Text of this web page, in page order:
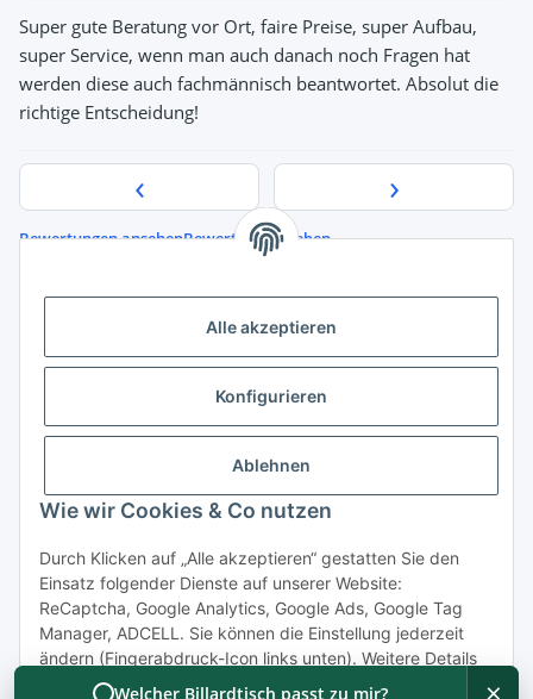
Alle akzeptieren
Konfigurieren
Ablehnen
Wie wir Cookies & Co nutzen
Durch Klicken auf „Alle akzeptieren“ gestatten Sie den
Einsatz folgender Dienste auf unserer Website:
ReCaptcha, Google Analytics, Google Ads, Google Tag
Manager, ADCELL. Sie können die Einstellung jederzeit
ändern (Fingerabdruck-Icon links unten). Weitere Details
finden Sie unter
Konfigurieren und in unserer
‹
Super gute Beratung vor Ort, faire Preise, super Aufbau,
super Service, wenn man auch danach noch Fragen hat
werden diese auch fachmännisch beantwortet. Absolut die
richtige Entscheidung!
›
Bewertungen ansehenBewertung abgeben
Gesetzliche Informationen
Vertrag widerrufen
Welcher Billardtisch passt zu mir?